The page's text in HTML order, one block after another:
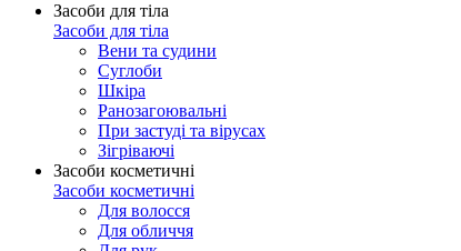
Засоби для тіла
Засоби для тіла
Вени та судини
Суглоби
Шкіра
Ранозагоювальні
При застуді та вірусах
Зігріваючі
Засоби косметичні
Засоби косметичні
Для волосся
Для обличчя